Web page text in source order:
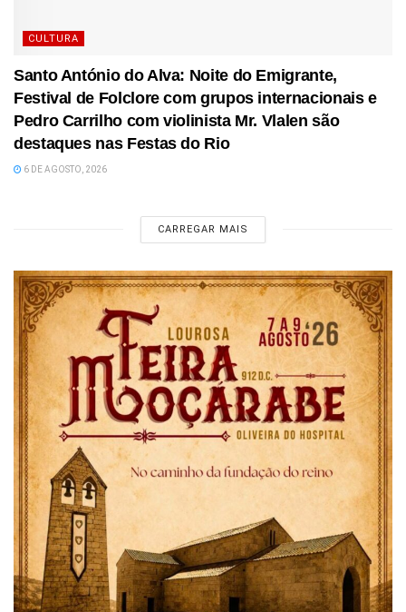
CULTURA
Santo António do Alva: Noite do Emigrante,
Festival de Folclore com grupos internacionais e
Pedro Carrilho com violinista Mr. Vlalen são
destaques nas Festas do Rio
6 DE AGOSTO, 2026
CARREGAR MAIS